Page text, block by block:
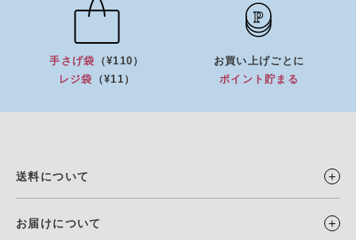
手さげ袋
（¥110）
レジ袋
（¥11）
お買い上げごとに
ポイント貯まる
送料について
お届けについて